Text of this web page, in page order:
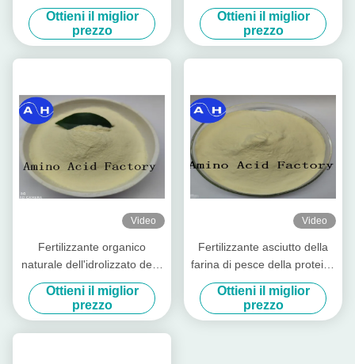
dell'idrolizzato 80% estratta
dalla borsa 50lb del
merluzzo (15-1-1)
Ottieni il miglior
prezzo
enzimatico animale della
polvere dell'aminoacido della
proteina
Ottieni il miglior
prezzo
Video
Fertilizzante organico
naturale dell'idrolizzato della
polvere della proteina di
pesce
Ottieni il miglior
prezzo
Video
Fertilizzante asciutto della
farina di pesce della proteina
pura estratto dall'idrolizzato
del merluzzo
Ottieni il miglior
prezzo